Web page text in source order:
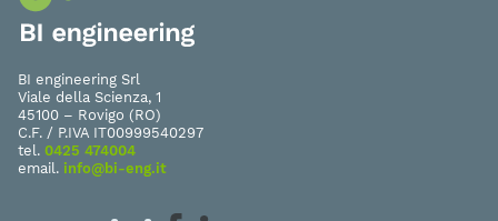
BI engineering Srl
Viale della Scienza, 1
45100 – Rovigo (RO)
C.F. / P.IVA IT00999540297
tel. 0425 474004
email. info@bi-eng.it